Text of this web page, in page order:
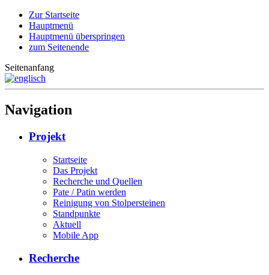
Zur Startseite
Hauptmenü
Hauptmenü überspringen
zum Seitenende
Seitenanfang
Navigation
Projekt
Startseite
Das Projekt
Recherche und Quellen
Pate / Patin werden
Reinigung von Stolpersteinen
Standpunkte
Aktuell
Mobile App
Recherche